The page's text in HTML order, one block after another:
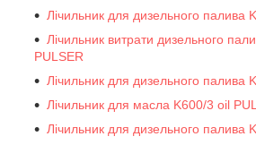
Лічильник для дизельного палива
Лічильник витрати дизельного
PULSER
Лічильник для дизельного палива
Лічильник для масла K600/3 oil
Лічильник для дизельного палива